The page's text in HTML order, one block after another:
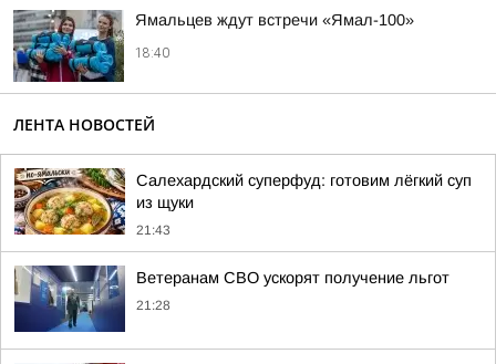
Ямальцев ждут встречи «Ямал-100»
18:40
ЛЕНТА НОВОСТЕЙ
Салехардский суперфуд: готовим лёгкий суп
из щуки
21:43
Ветеранам СВО ускорят получение льгот
21:28